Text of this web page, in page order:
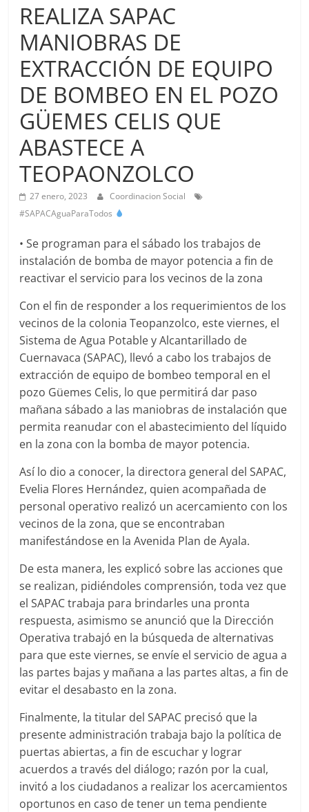
Potable
Alcantarillado
del
Municipio
de
Cuernavaca
REALIZA SAPAC
MANIOBRAS DE
EXTRACCIÓN DE EQUIPO
DE BOMBEO EN EL POZO
GÜEMES CELIS QUE
ABASTECE A
TEOPAONZOLCO
27 enero, 2023
Coordinacion Social
#SAPACAguaParaTodos
• Se programan para el sábado los trabajos de
instalación de bomba de mayor potencia a fin de
reactivar el servicio para los vecinos de la zona
Con el fin de responder a los requerimientos de los
vecinos de la colonia Teopanzolco, este viernes, el
Sistema de Agua Potable y Alcantarillado de
Cuernavaca (SAPAC), llevó a cabo los trabajos de
extracción de equipo de bombeo temporal en el
pozo Güemes Celis, lo que permitirá dar paso
mañana sábado a las maniobras de instalación que
permita reanudar con el abastecimiento del líquido
en la zona con la bomba de mayor potencia.
Así lo dio a conocer, la directora general del SAPAC,
Evelia Flores Hernández, quien acompañada de
personal operativo realizó un acercamiento con los
vecinos de la zona, que se encontraban
manifestándose en la Avenida Plan de Ayala.
De esta manera, les explicó sobre las acciones que
se realizan, pidiéndoles comprensión, toda vez que
el SAPAC trabaja para brindarles una pronta
respuesta, asimismo se anunció que la Dirección
Operativa trabajó en la búsqueda de alternativas
para que este viernes, se envíe el servicio de agua a
las partes bajas y mañana a las partes altas, a fin de
evitar el desabasto en la zona.
Finalmente, la titular del SAPAC precisó que la
presente administración trabaja bajo la política de
puertas abiertas, a fin de escuchar y lograr
acuerdos a través del diálogo; razón por la cual,
invitó a los ciudadanos a realizar los acercamientos
oportunos en caso de tener un tema pendiente